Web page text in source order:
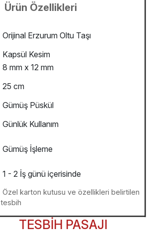
Ürün Özellikleri
Orijinal Erzurum Oltu Taşı
Kapsül Kesim
8 mm x 12 mm
25 cm
Gümüş Püskül
Günlük Kullanım
Gümüş İşleme
1 - 2 İş günü içerisinde
Özel karton kutusu ve özellikleri belirtilen
tesbih
TESBİH PASAJI